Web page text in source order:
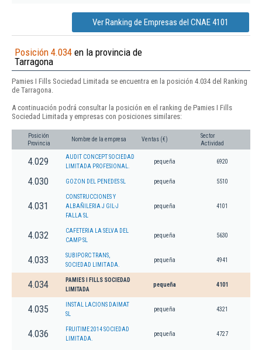
Ver Ranking de Empresas del CNAE 4101
Posición 4.034 en la provincia de
Tarragona
Pamies I Fills Sociedad Limitada se encuentra en la posición 4.034 del Ranking
de Tarragona.
A continuación podrá consultar la posición en el ranking de Pamies I Fills
Sociedad Limitada y empresas con posiciones similares:
Posición
Provincia
Nombre de la empresa Ventas (€)
Sector
Actividad
4.029
AUDIT CONCEPT SOCIEDAD
LIMITADA PROFESIONAL.
pequeña 6920
4.030 GOZON DEL PENEDES SL pequeña 5510
4.031
CONSTRUCCIONES Y
ALBAÑILERIA J GIL-J
FALLA SL
pequeña 4101
4.032
CAFETERIA LA SELVA DEL
CAMP SL
pequeña 5630
4.033
SUBIPORC TRANS,
SOCIEDAD LIMITADA.
pequeña 4941
4.034
PAMIES I FILLS SOCIEDAD
LIMITADA
pequeña 4101
4.035
INSTAL LACIONS DAIMAT
SL
pequeña 4321
4.036
FRUITIME 2014 SOCIEDAD
LIMITADA.
pequeña 4727